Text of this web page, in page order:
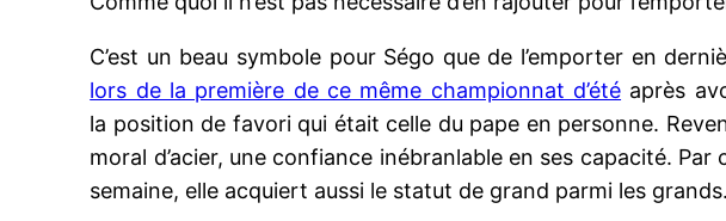
C’est un beau symbole pour Ségo que de l’emporter en
lors de la première de ce même championnat d’été après
la position de favori qui était celle du pape en personne.
moral d’acier, une confiance inébranlable en ses capacité.
semaine, elle acquiert aussi le statut de grand parmi les